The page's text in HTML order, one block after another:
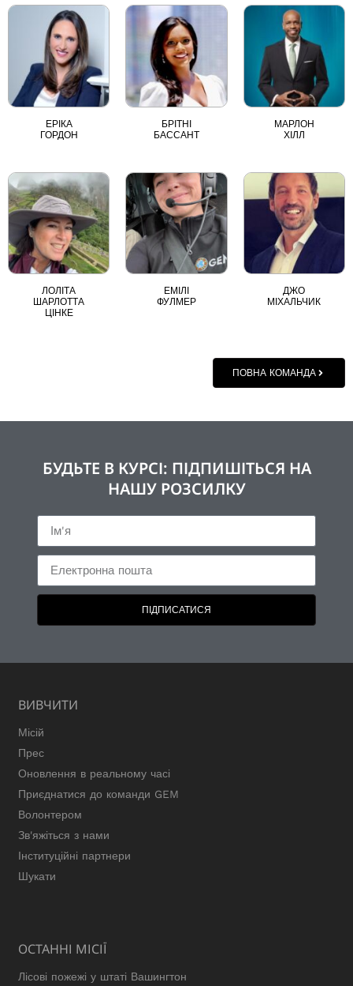
ЕРІКА
ГОРДОН
БРІТНІ
БАССАНТ
МАРЛОН
ХІЛЛ
ЛОЛІТА
ШАРЛОТТА
ЦІНКЕ
ЕМІЛІ
ФУЛМЕР
ДЖО
МІХАЛЬЧИК
ПОВНА КОМАНДА
БУДЬТЕ В КУРСІ: ПІДПИШІТЬСЯ НА
НАШУ РОЗСИЛКУ
ПІДПИСАТИСЯ
ВИВЧИТИ
Місій
Прес
Оновлення в реальному часі
Приєднатися до команди GEM
Волонтером
Зв'яжіться з нами
Інституційні партнери
Шукати
ОСТАННІ МІСІЇ
Лісові пожежі у штаті Вашингтон